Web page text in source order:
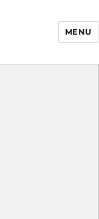
Made in
MENU